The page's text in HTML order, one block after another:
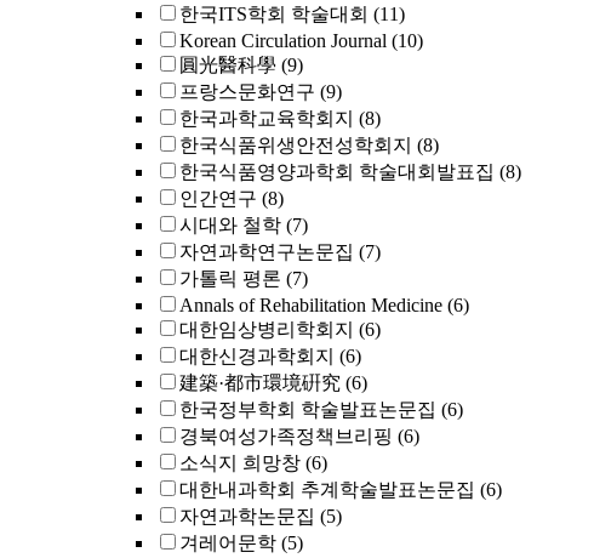
한국ITS학회 학술대회 (11)
Korean Circulation Journal (10)
圓光醫科學 (9)
프랑스문화연구 (9)
한국과학교육학회지 (8)
한국식품위생안전성학회지 (8)
한국식품영양과학회 학술대회발표집 (8)
인간연구 (8)
시대와 철학 (7)
자연과학연구논문집 (7)
가톨릭 평론 (7)
Annals of Rehabilitation Medicine (6)
대한임상병리학회지 (6)
대한신경과학회지 (6)
建築·都市環境硏究 (6)
한국정부학회 학술발표논문집 (6)
경북여성가족정책브리핑 (6)
소식지 희망창 (6)
대한내과학회 추계학술발표논문집 (6)
자연과학논문집 (5)
겨레어문학 (5)